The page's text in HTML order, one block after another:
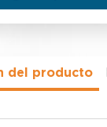
del producto